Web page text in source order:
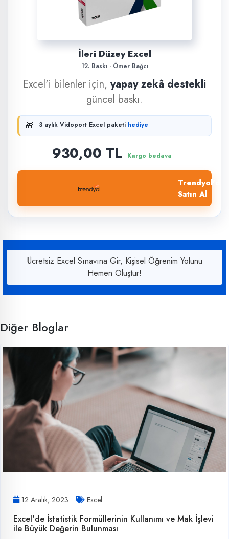
İleri Düzey Excel
12. Baskı · Ömer Bağcı
Excel'i bilenler için, yapay zekâ destekli
güncel baskı.
🎁 3 aylık Vidoport Excel paketi hediye
930,00 TL Kargo bedava
Trendyol'dan
Satın Al
Ücretsiz Excel Sınavına Gir, Kişisel Öğrenim Yolunu
Hemen Oluştur!
Diğer Bloglar
12 Aralık, 2023 Excel
Excel'de İstatistik Formüllerinin Kullanımı ve Mak İşlevi
ile Büyük Değerin Bulunması